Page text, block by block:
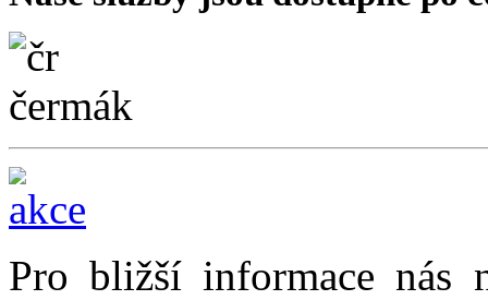
Pro bližší informace nás